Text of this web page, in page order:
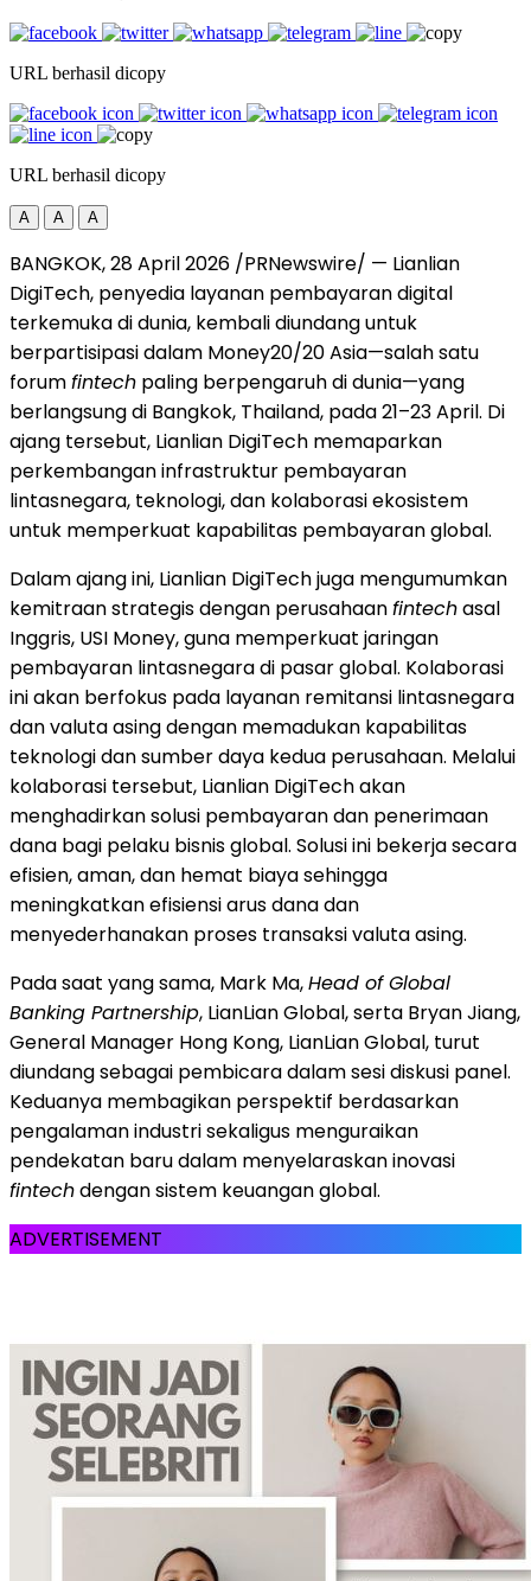
URL berhasil dicopy
URL berhasil dicopy
A A A
BANGKOK, 28 April 2026 /PRNewswire/ — Lianlian
DigiTech, penyedia layanan pembayaran digital
terkemuka di dunia, kembali diundang untuk
berpartisipasi dalam Money20/20 Asia—salah satu
forumfintech paling berpengaruh di dunia—yang
berlangsung di Bangkok, Thailand, pada 21–23 April. Di
ajang tersebut, Lianlian DigiTech memaparkan
perkembangan infrastruktur pembayaran
lintasnegara, teknologi, dan kolaborasi ekosistem
untuk memperkuat kapabilitas pembayaran global.
Dalam ajang ini, Lianlian DigiTech juga mengumumkan
kemitraan strategis dengan perusahaanfintechasal
Inggris, USI Money, guna memperkuat jaringan
pembayaran lintasnegara di pasar global. Kolaborasi
ini akan berfokus pada layanan remitansi lintasnegara
dan valuta asing dengan memadukan kapabilitas
teknologi dan sumber daya kedua perusahaan. Melalui
kolaborasi tersebut, Lianlian DigiTech akan
menghadirkan solusi pembayaran dan penerimaan
dana bagi pelaku bisnis global. Solusi ini bekerja secara
efisien, aman, dan hemat biaya sehingga
meningkatkan efisiensi arus dana dan
menyederhanakan proses transaksi valuta asing.
Pada saat yang sama, Mark Ma,Head of Global
Banking Partnership, LianLian Global, serta Bryan Jiang,
General Manager Hong Kong, LianLian Global, turut
diundang sebagai pembicara dalam sesi diskusi panel.
Keduanya membagikan perspektif berdasarkan
pengalaman industri sekaligus menguraikan
pendekatan baru dalam menyelaraskan inovasi
fintechdengan sistem keuangan global.
ADVERTISEMENT